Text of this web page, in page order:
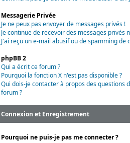
Messagerie Privée
Je ne peux pas envoyer de messages privés !
Je continue de recevoir des messages privés
J'ai reçu un e-mail abusif ou de spamming de
phpBB 2
Qui a écrit ce forum ?
Pourquoi la fonction X n'est pas disponible ?
Qui dois-je contacter à propos des questions
forum ?
Connexion et Enregistrement
Pourquoi ne puis-je pas me connecter ?